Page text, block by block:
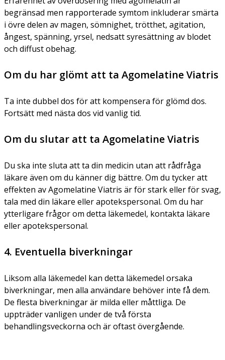
begränsad men rapporterade symtom inkluderar smärta
i övre delen av magen, sömnighet, trötthet, agitation,
ångest, spänning, yrsel, nedsatt syresättning av blodet
och diffust obehag.
Om du har glömt att ta Agomelatine Viatris
Ta inte dubbel dos för att kompensera för glömd dos.
Fortsätt med nästa dos vid vanlig tid.
Om du slutar att ta Agomelatine Viatris
Du ska inte sluta att ta din medicin utan att rådfråga
läkare även om du känner dig bättre. Om du tycker att
effekten av Agomelatine Viatris är för stark eller för svag,
tala med din läkare eller apotekspersonal. Om du har
ytterligare frågor om detta läkemedel, kontakta läkare
eller apotekspersonal.
4. Eventuella biverkningar
Liksom alla läkemedel kan detta läkemedel orsaka
biverkningar, men alla användare behöver inte få dem.
De flesta biverkningar är milda eller måttliga. De
uppträder vanligen under de två första
behandlingsveckorna och är oftast övergående.